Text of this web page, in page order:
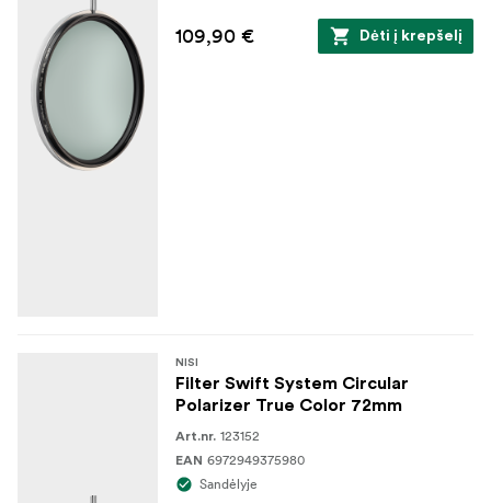
109,90 € Dėti į krepšelį
NISI
Filter Swift System Circular
Polarizer True Color 72mm
Art.nr. 123152
EAN 6972949375980
Sandėlyje